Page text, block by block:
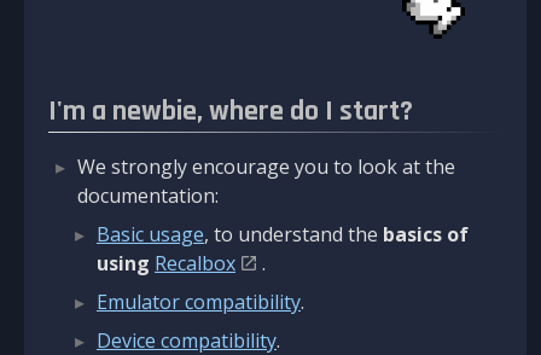
I'm a newbie, where do I start?
We strongly encourage you to look at the
documentation:
Basic usage, to understand the basics of
using Recalbox
.
Emulator compatibility.
Device compatibility.